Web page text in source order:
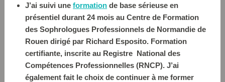
J’ai suivi uneformation de base sérieuse en
présentiel durant 24 mois au Centre de Formation
des Sophrologues Professionnels de Normandie de
Rouen dirigé par Richard Esposito. Formation
certifiante, inscrite au Registre National des
Compétences Professionnelles (RNCP). J’ai
également fait le choix de continuer à me former